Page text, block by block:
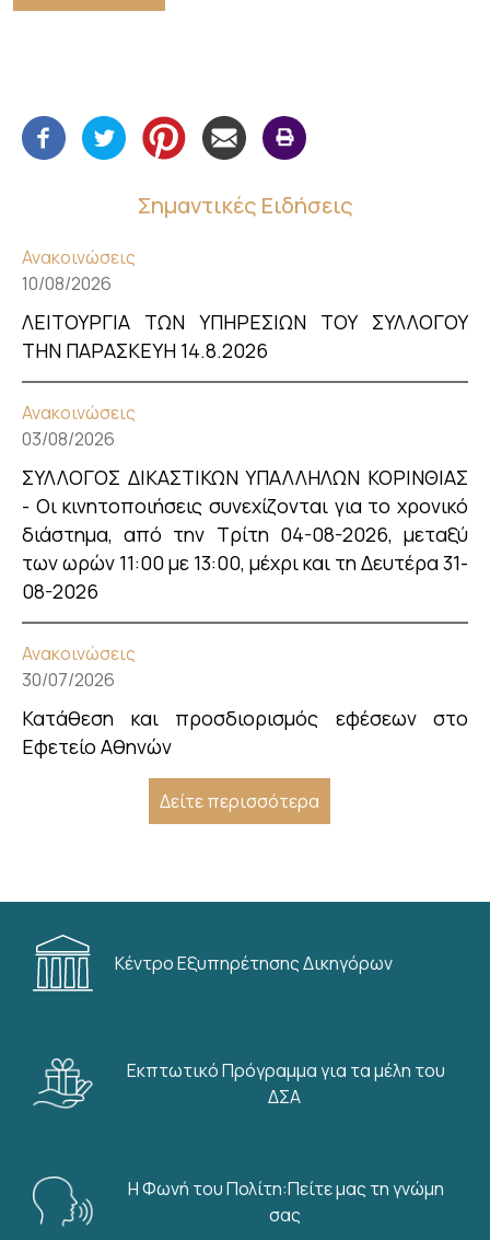
Σημαντικές Ειδήσεις
Ανακοινώσεις
10/08/2026
ΛΕΙΤΟΥΡΓΙΑ ΤΩΝ ΥΠΗΡΕΣΙΩΝ ΤΟΥ ΣΥΛΛΟΓΟΥ
ΤΗΝ ΠΑΡΑΣΚΕΥΗ 14.8.2026
Ανακοινώσεις
03/08/2026
ΣΥΛΛΟΓΟΣ ΔΙΚΑΣΤΙΚΩΝ ΥΠΑΛΛΗΛΩΝ ΚΟΡΙΝΘΙΑΣ
- Οι κινητοποιήσεις συνεχίζονται για το χρονικό
διάστημα, από την Τρίτη 04-08-2026, μεταξύ
των ωρών 11:00 με 13:00, μέχρι και τη Δευτέρα 31-
08-2026
Ανακοινώσεις
30/07/2026
Κατάθεση και προσδιορισμός εφέσεων στο
Εφετείο Αθηνών
Δείτε περισσότερα
Κέντρο Εξυπηρέτησης Δικηγόρων
Εκπτωτικό Πρόγραμμα για τα μέλη του
ΔΣΑ
Η Φωνή του Πολίτη:Πείτε μας τη γνώμη
σας